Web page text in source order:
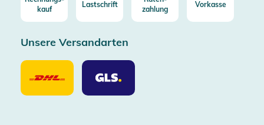
kauf
Lastschrift
zahlung
Vorkasse
Unsere Versandarten
Unsere
Versandarten
DHL
Unsere
Versandarten
GLS